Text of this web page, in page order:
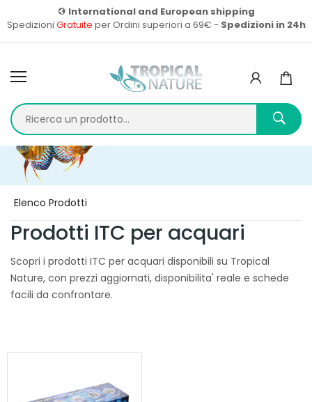
International and European shipping
Spedizioni Gratuite per Ordini superiori a 69€ - Spedizioni in 24h
Home Prodotti
Elenco Prodotti
Prodotti ITC per acquari
Scopri i prodotti ITC per acquari disponibili su Tropical
Nature, con prezzi aggiornati, disponibilita' reale e schede
facili da confrontare.